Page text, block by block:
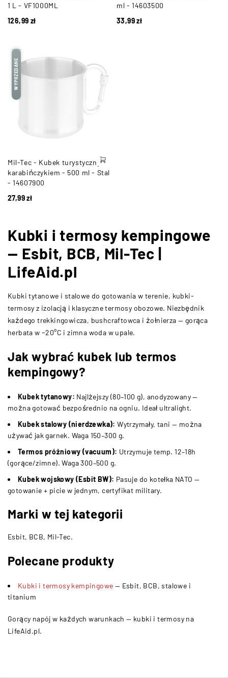
1 L - VF1000ML
126,99 zł
ml - 14603500
33,99zł
WYPRZEDANE
Mil-Tec - Kubek turystyczny z
karabińczykiem - 500 ml - Stal
- 14607900
27,99zł
Kubki i termosy kempingowe
— Esbit, BCB, Mil-Tec |
LifeAid.pl
Kubki tytanowe i stalowe do gotowania w terenie, kubki-
termosy z izolacją i klasyczne termosy obozowe. Niezbędnik
każdego trekkingowicza, bushcraftowca i żołnierza — gorąca
herbata w −20°C i zimna woda w upale.
Jak wybrać kubek lub termos
kempingowy?
Kubek tytanowy: Najlżejszy (80–100 g), anodyzowany —
można gotować bezpośrednio na ogniu. Ideał ultralight.
Kubek stalowy (nierdzewka): Wytrzymały, tani — można
używać jak garnek. Waga 150–300 g.
Termos próżniowy (vacuum): Utrzymuje temp. 12–18h
(gorące/zimne). Waga 300–500 g.
Kubek wojskowy (Esbit BW): Pasuje do kotełka NATO —
gotowanie + picie w jednym, certyfikat military.
Marki w tej kategorii
Esbit, BCB, Mil-Tec.
Polecane produkty
Kubki i termosy kempingowe — Esbit, BCB, stalowe i
titanium
Gorący napój w każdych warunkach — kubki i termosy na
LifeAid.pl.